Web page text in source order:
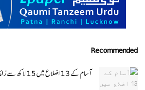
Recommended
آسام کے 13 اضلاع میں 15 لاکھ سے زائد افراد سیلاب سے متاثر